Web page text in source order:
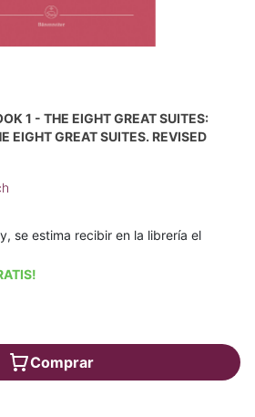
1 - THE EIGHT GREAT SUITES:
EIGHT GREAT SUITES. REVISED
se estima recibir en la librería el
Comprar